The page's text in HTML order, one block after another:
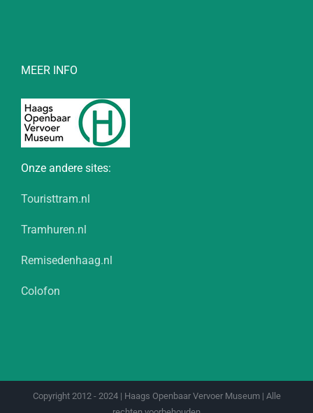
MEER INFO
Onze andere sites:
Touristtram.nl
Tramhuren.nl
Remisedenhaag.nl
Colofon
Copyright 2012 - 2024 | Haags Openbaar Vervoer Museum | Alle